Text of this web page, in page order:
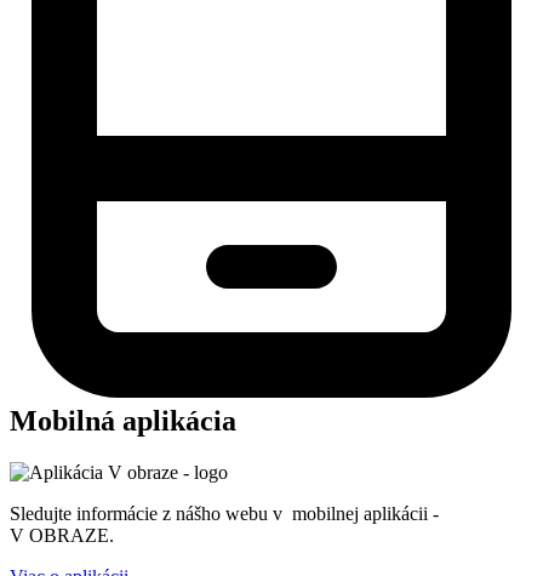
Mobilná aplikácia
Sledujte informácie z nášho webu v mobilnej aplikácii -
V OBRAZE.